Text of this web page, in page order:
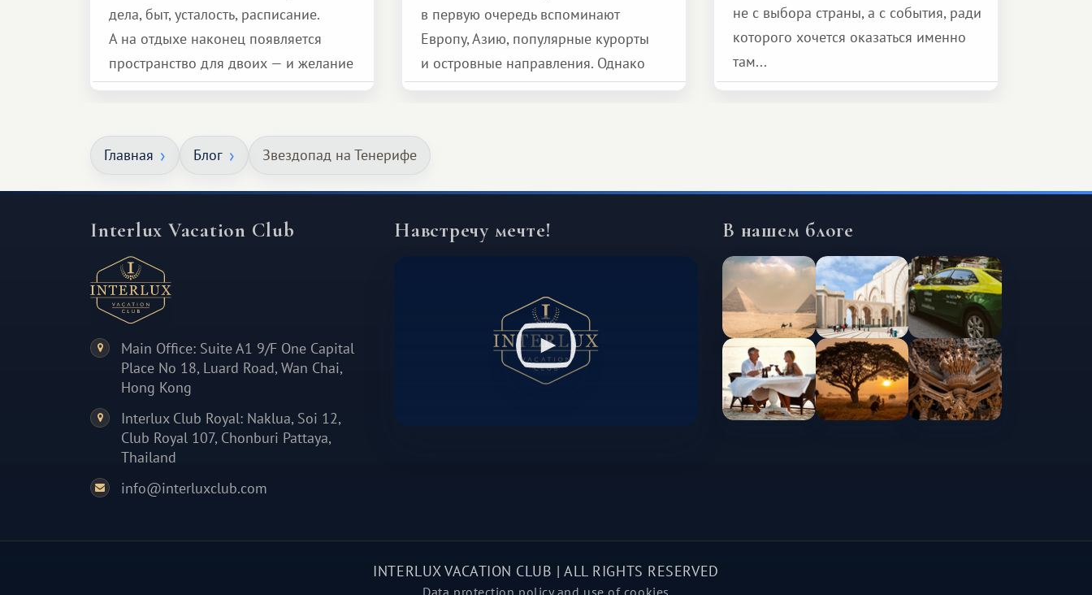
дела, быт, усталость, расписание.
А на отдыхе наконец появляется
пространство для двоих — и желание
сделать для близкого человека что-то
масштабное, но тёплое
и запоминающееся :)
в первую очередь вспоминают
Европу, Азию, популярные курорты
и островные направления. Однако
возможности обменной системы
и Африка — континент, который
способен подарить совершенно иной
не с выбора страны, а с события, ради
которого хочется оказаться именно
там...
Главная Блог Звездопад на Тенерифе
Interlux Vacation Club
Main Office: Suite A1 9/F One Capital
Place No 18, Luard Road, Wan Chai,
Hong Kong
Interlux Club Royal: Naklua, Soi 12,
Club Royal 107, Chonburi Pattaya,
Thailand
info@interluxclub.com
Навстречу мечте! В нашем блоге
INTERLUX VACATION CLUB | ALL RIGHTS RESERVED
Data protection policy and use of cookies